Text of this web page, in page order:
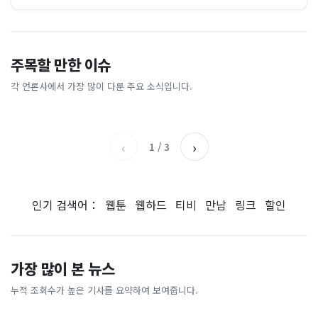
주목할 만한 이슈
각 언론사에서 가장 많이 다룬 주요 소식입니다.
블룸버그 “SK하이닉스, 中 충
칭 공장 지분 매각 검토”…
SK “확정된 바 없어”
조선일보
일 머니투데이
전기는 돌아왔지만…"굉음에
밤새 뒤척여"
반도 비껴가지만 강원영동 많
‹ 1 / 3 ›
인기 검색어： 웹툰 웹하드 티비 만남 링크 할인
가장 많이 본 뉴스
누적 조회수가 높은 기사를 요약하여 보여줍니다.